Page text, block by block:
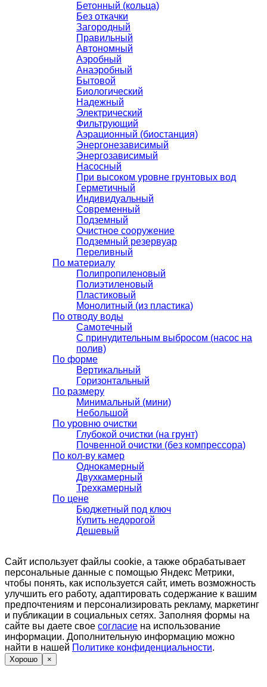
Бетонный (кольца)
Без откачки
Загородный
Правильный
Автономный
Аэробный
Анаэробный
Бытовой
Биологический
Надежный
Электрический
Фильтрующий
Аэрационный (биостанция)
Энергонезависимый
Энергозависимый
Насосный
При высоком уровне грунтовых вод
Герметичный
Индивидуальный
Современный
Подземный
Очистное сооружение
Подземный резервуар
Переливный
По материалу
Полипропиленовый
Полиэтиленовый
Пластиковый
Монолитный (из пластика)
По отводу воды
Самотечный
С принудительным выбросом (насос на
полив)
По форме
Вертикальный
Горизонтальный
По размеру
Минимальный (мини)
Небольшой
По уровню очистки
Глубокой очистки (на грунт)
Почвенной очистки (без компрессора)
По кол-ву камер
Однокамерный
Двухкамерный
Трехкамерный
По цене
Бюджетный под ключ
Купить недорогой
Дешевый
Сайт использует файлы cookie, а также обрабатывает
персональные данные с помощью Яндекс Метрики,
чтобы понять, как используется сайт, иметь возможность
улучшить его работу, адаптировать содержание к вашим
предпочтениям и персонализировать рекламу, маркетинг
и публикации в социальных сетях. Заполняя формы на
сайте вы даете свое согласие на использование
информации. Дополнительную информацию можно
найти в нашей Политике конфиденциальности.
Хорошо ×